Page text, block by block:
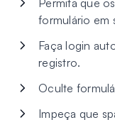
Permita que
formulário em
Faça login
registro.
Oculte
Impeça que